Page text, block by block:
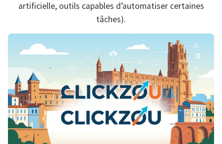
artificielle, outils capables d’automatiser certaines
tâches).